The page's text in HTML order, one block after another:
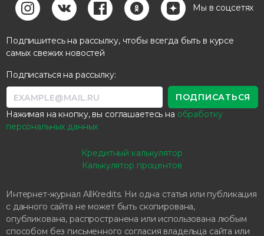
Мы в соцсетях
Подпишитесь на рассылку, чтобы всегда быть в курсе
самых свежих новостей
Подписаться на рассылку:
Нажимая на кнопку, вы соглашаетесь на обработку
персональных данных
Кредитный калькулятор
Калькулятор процентов
Интернет-журнал AllKredits. Ни одна статья или публикация
с данного сайта не может быть скопирована,
опубликована, распространена или использована любым
способом без письменного согласия владельца сайта или